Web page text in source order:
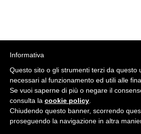
Informativa
Questo sito o gli strumenti terzi da questo
necessari al funzionamento ed utili alle
Se vuoi saperne di più o negare il
consulta la cookie policy
Chiudendo questo banner, scorrendo
proseguendo la navigazione in altra